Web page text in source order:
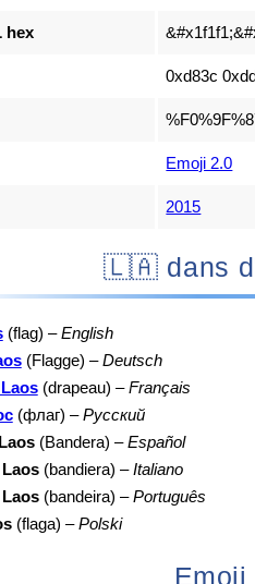
hex
0xd83c
Emoji 2.0
2015
🇱🇦
(flag) –English
(Flagge) –Deutsch
(drapeau) –Français
(флаг) –Русский
(Bandera) –Español
(bandiera) –Italiano
(bandeira) –Português
(flaga) –Polski
Emoji